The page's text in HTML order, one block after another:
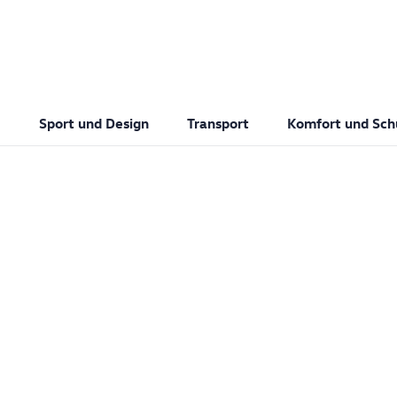
Sport und Design Transport Komfort und